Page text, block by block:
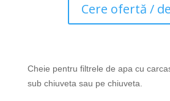
Cere ofertă /
Cheie pentru filtrele de apa cu
sub chiuveta sau pe chiuveta.